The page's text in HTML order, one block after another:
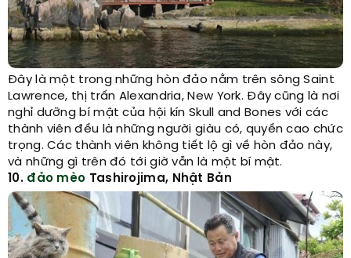
Đây là một trong những hòn đảo nằm trên sông Saint
Lawrence, thị trấn Alexandria, New York. Đây cũng là nơi
nghỉ dưỡng bí mật của hội kín Skull and Bones với các
thành viên đều là những người giàu có, quyền cao chức
trọng. Các thành viên không tiết lộ gì về hòn đảo này,
và những gì trên đó tới giờ vẫn là một bí mật.
10. đảo mèo Tashirojima, Nhật Bản